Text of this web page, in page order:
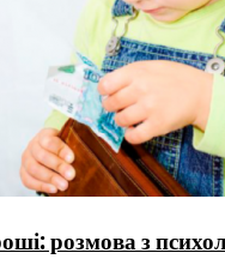
розмова з